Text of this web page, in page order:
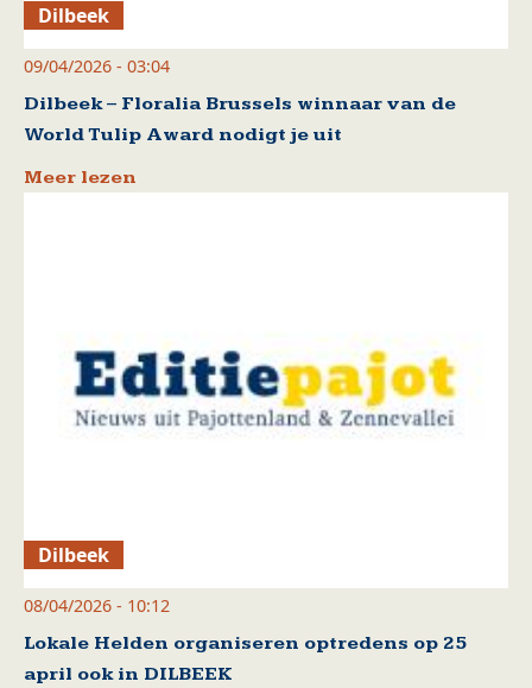
Dilbeek
09/04/2026 - 03:04
Dilbeek – Floralia Brussels winnaar van de
World Tulip Award nodigt je uit
Meer lezen
Dilbeek
08/04/2026 - 10:12
Lokale Helden organiseren optredens op 25
april ook in DILBEEK